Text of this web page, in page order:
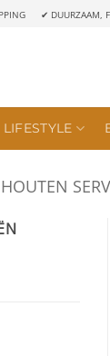
✔ DUURZAAM,
LIFESTYLE
HOUTEN